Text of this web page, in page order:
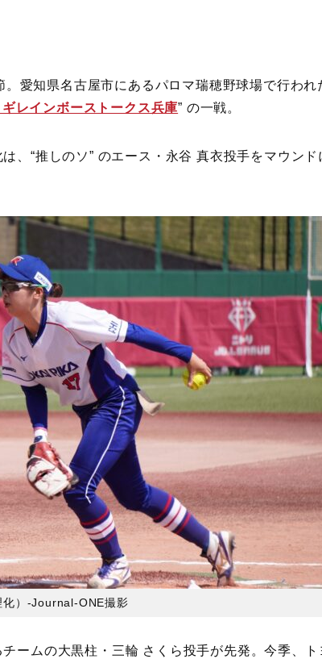
。愛知県名古屋市にあるパロマ瑞穂野球場で行われ
レインボーストークス兵庫” の一戦。
、“推しのソ” のエース・永谷 真衣投手をマウンド
化）-Journal-ONE撮影
ームの大黒柱・三輪 さくら投手が先発。今季、ト